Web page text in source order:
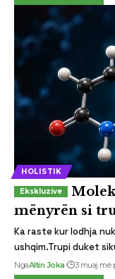
HOLISTIK
mënyrën si
Ka raste kur lodhja
ushqim.Trupi duket
NgaAltin Joka 3 muaj më